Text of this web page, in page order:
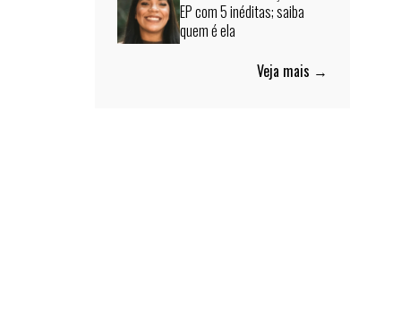
EP com 5 inéditas; saiba
quem é ela
Veja mais →